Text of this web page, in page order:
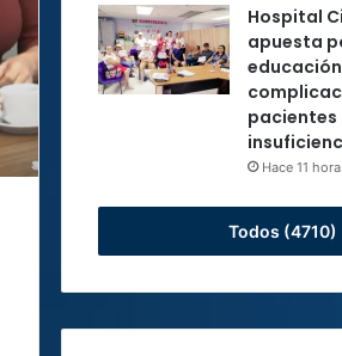
Hospital
apuesta
pacientes
Hace 11
Todos (4710)